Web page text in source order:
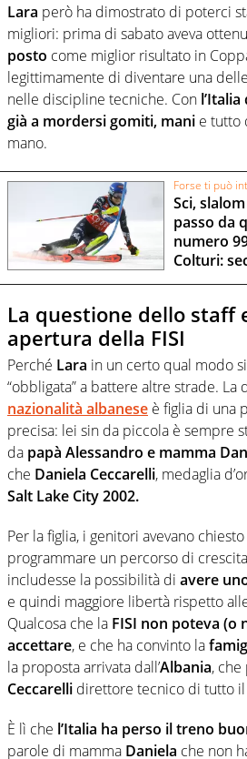
Lara però ha dimostrato di poterci
migliori: prima di sabato aveva
posto come miglior risultato in
legittimamente di diventare una
nelle discipline tecniche. Con
già a mordersi gomiti, mani e tutto
mano.
Forse ti può
Sci,
passo da
numero
Colturi:
La questione dello staff
apertura della FISI
Perché Lara in un certo qual modo
“obbligata” a battere altre strade.
nazionalità albanese è figlia di una
precisa: lei sin da piccola è sempre
da papà Alessandro e mamma
che Daniela Ceccarelli, medaglia
Salt Lake City 2002.
Per la figlia, i genitori avevano
programmare un percorso di
includesse la possibilità di avere
e quindi maggiore libertà rispetto
Qualcosa che la FISI non poteva (o
accettare, e che ha convinto la
la proposta arrivata dall’Albania,
Ceccarelli direttore tecnico di tutto
È lì che l’Italia ha perso il treno
parole di mamma Daniela che non